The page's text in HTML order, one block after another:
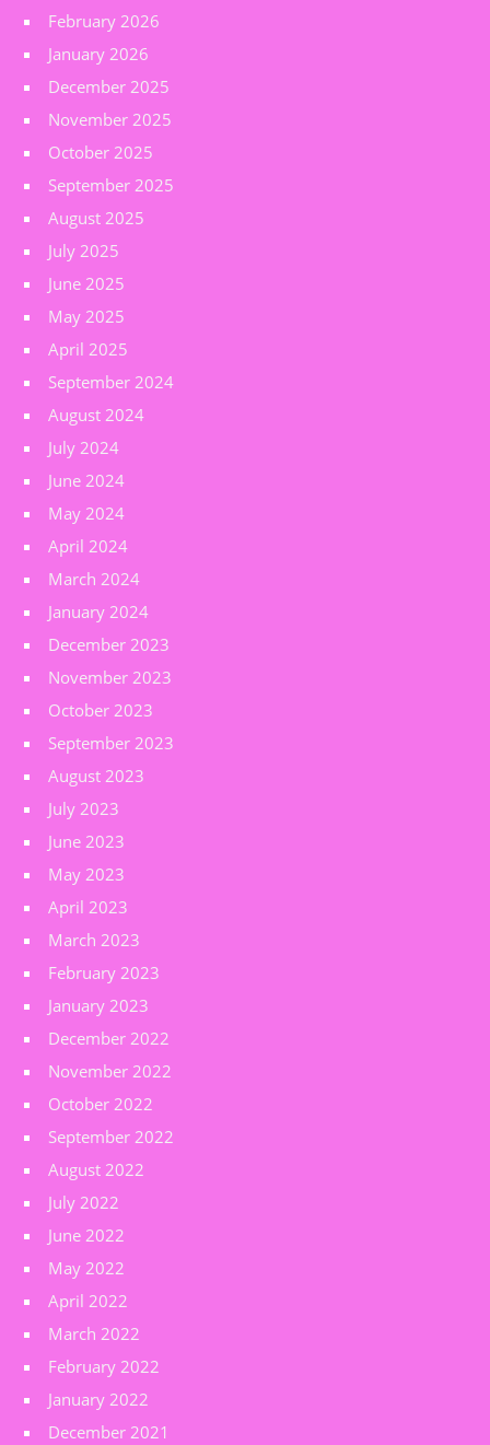
February 2026
January 2026
December 2025
November 2025
October 2025
September 2025
August 2025
July 2025
June 2025
May 2025
April 2025
September 2024
August 2024
July 2024
June 2024
May 2024
April 2024
March 2024
January 2024
December 2023
November 2023
October 2023
September 2023
August 2023
July 2023
June 2023
May 2023
April 2023
March 2023
February 2023
January 2023
December 2022
November 2022
October 2022
September 2022
August 2022
July 2022
June 2022
May 2022
April 2022
March 2022
February 2022
January 2022
December 2021